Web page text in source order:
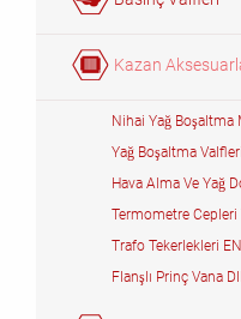
Kazan
Nihai Yağ Boşaltma
Yağ Boşaltma
Hava Alma Ve Yağ
Termometre Cepleri
Trafo Tekerlekleri
Flanşlı Prinç Vana